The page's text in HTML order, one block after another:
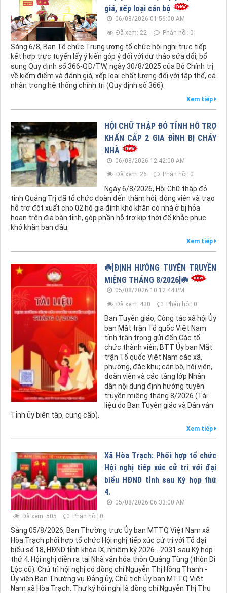
giá, xếp loại cán bộ
06/08/2026 01:56:00 AM
Đã xem: 22
Phản hồi: 0
Sáng 6/8, Ban Tổ chức Trung ương tổ chức hội nghị trực tiếp
kết hợp trực tuyến lấy ý kiến góp ý đối với dự thảo sửa đổi, bổ
sung Quy định số 366-QĐ/TW, ngày 30/8/2025 của Bộ Chính trị
về kiểm điểm và đánh giá, xếp loại chất lượng đối với tập thể, cá
nhân trong hệ thống chính trị (Quy định số 366).
Xem tiếp
HỘI CHỮ THẬP ĐỎ TỈNH HỖ TRỢ
KHẨN CẤP 2 GIA ĐÌNH BỊ CHÁY
NHÀ
06/08/2026 12:42:00 AM
Đã xem: 26
Phản hồi: 0
Ngày 6/8/2026, Hội Chữ thập đỏ
tỉnh Quảng Trị đã tổ chức đoàn đến thăm hỏi, động viên và trao
hỗ trợ đột xuất cho 02 hộ gia đình khó khăn có nhà ở bị hỏa
hoạn trên địa bàn tỉnh, góp phần hỗ trợ kịp thời để khắc phục
khó khăn ban đầu.
Xem tiếp
☘️[ĐỊNH HƯỚNG TUYÊN TRUYỀN
MIỆNG THÁNG 8/2026]☘️
05/08/2026 10:12:44 PM
Đã xem: 430
Phản hồi: 0
Ban Tuyên giáo, Công tác xã hội Ủy
ban Mặt trận Tổ quốc Việt Nam
tỉnh trân trọng gửi đến Các tổ
chức thành viên; BTT Ủy ban Mặt
trận Tổ quốc Việt Nam các xã,
phường, đặc khu; cán bộ, hội viên,
đoàn viên và các tầng lớp Nhân
dân nội dung định hướng tuyên
truyền miệng tháng 8/2026 (Tài
liệu do Ban Tuyên giáo và Dân vận
Tỉnh ủy biên tập, cung cấp).
Xem tiếp
Xã Hòa Trạch: Phối hợp tổ chức
Hội nghị tiếp xúc cử tri với đại
biểu HĐND tỉnh sau Kỳ họp thứ
4.
05/08/2026 06:33:00 AM
Đã xem: 505
Phản hồi: 0
Sáng 05/8/2026, Ban Thường trực Ủy ban MTTQ Việt Nam xã
Hòa Trạch phối hợp tổ chức Hội nghị tiếp xúc cử tri với Tổ đại
biểu số 18, HĐND tỉnh khóa IX, nhiệm kỳ 2026 - 2031 sau Kỳ họp
thứ 4. Hội nghị diễn ra tại Nhà văn hóa thôn Quảng Tùng (thôn Di
Lộc cũ). Chủ trì hội nghị có đồng chí Nguyễn Thị Hồng Thanh -
Ủy viên Ban Thường vụ Đảng ủy, Chủ tịch Ủy ban MTTQ Việt
Nam xã Hòa Trạch. Thư ký hội nghị là đồng chí Nguyễn Thị Thu